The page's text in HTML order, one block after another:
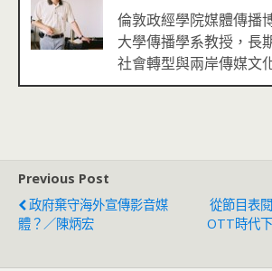
倫敦政經學院媒體傳播
大學傳播學系教授，長
社會轉型與兩岸傳媒文
Previous Post
政府棄守海外宣傳影音媒
體？／陳炳宏
從節目表
OTT時代